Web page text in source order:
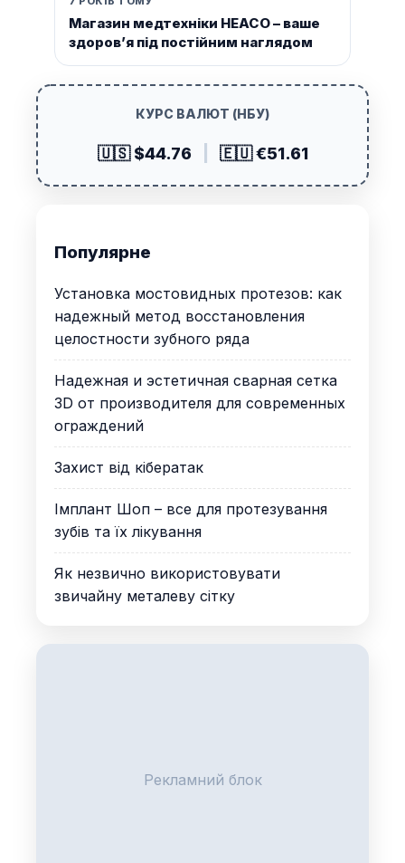
Магазин медтехніки HEACO – ваше
здоров’я під постійним наглядом
КУРС ВАЛЮТ (НБУ)
🇺🇸 $44.76 🇪🇺 €51.61
Популярне
Установка мостовидных протезов: как
надежный метод восстановления
целостности зубного ряда
Надежная и эстетичная сварная сетка
3D от производителя для современных
ограждений
Захист від кібератак
Імплант Шоп – все для протезування
зубів та їх лікування
Як незвично використовувати
звичайну металеву сітку
Рекламний блок